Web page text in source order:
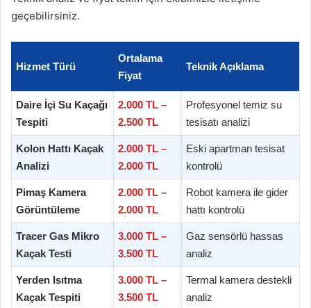
geçebilirsiniz.
Hizmet Türü
Ortalama
Fiyat
Teknik Açıklama
Daire İçi Su Kaçağı
Tespiti
2.000 TL –
2.500 TL
Profesyonel temiz su
tesisatı analizi
Kolon Hattı Kaçak
Analizi
2.000 TL –
2.000 TL
Eski apartman tesisat
kontrolü
Pimaş Kamera
Görüntüleme
2.000 TL –
2.000 TL
Robot kamera ile gider
hattı kontrolü
Tracer Gas Mikro
Kaçak Testi
3.000 TL –
3.500 TL
Gaz sensörlü hassas
analiz
Yerden Isıtma
Kaçak Tespiti
3.000 TL –
3.500 TL
Termal kamera destekli
analiz